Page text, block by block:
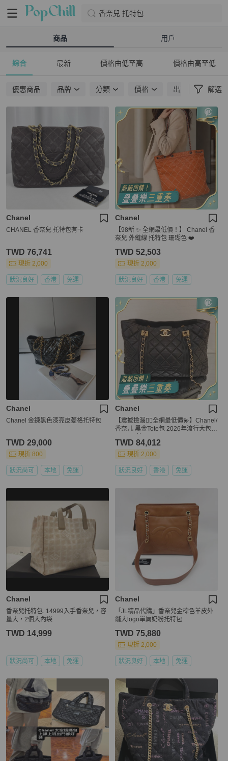
香奈兒 托特包
商品 用戶
綜合 最新 價格由低至高 價格由高至低
優惠商品 品牌 分類 價格 出貨地點 篩選
Chanel
CHANEL 香奈兒 托特包有卡
TWD 76,741
現折 2,000
狀況良好 香港 免運
Chanel
【98新 ✨ 全網最低價！】 Chanel 香
奈兒 外縫線 托特包 珊瑚色 ❤️
TWD 52,503
現折 2,000
狀況良好 香港 免運
Chanel
Chanel 金鍊黑色漆亮皮菱格托特包
TWD 29,000
現折 800
狀況尚可 本地 免運
Chanel
【震撼撿漏👍🏻全網最低價💫】Chanel/
香奈儿 黑金Tote包 2026年流行大包 2
TWD 84,012
現折 2,000
狀況良好 香港 免運
Chanel
香奈兒托特包. 14999入手香奈兒，容
量大，2個大內袋
TWD 14,999
狀況尚可 本地 免運
Chanel
「JL精品代購」香奈兒金棕色羊皮外
縫大logo單肩奶粉托特包
TWD 75,880
現折 2,000
狀況良好 本地 免運